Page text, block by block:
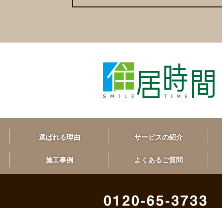
選ばれる理由 サービスの紹介
施工事例 よくあるご質問